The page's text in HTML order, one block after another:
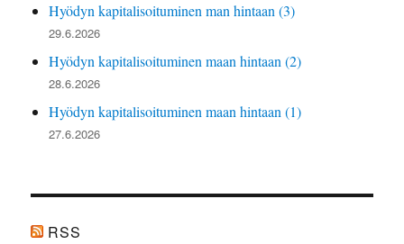
Hyödyn kapitalisoituminen man hintaan (3)
29.6.2026
Hyödyn kapitalisoituminen maan hintaan (2)
28.6.2026
Hyödyn kapitalisoituminen maan hintaan (1)
27.6.2026
RSS